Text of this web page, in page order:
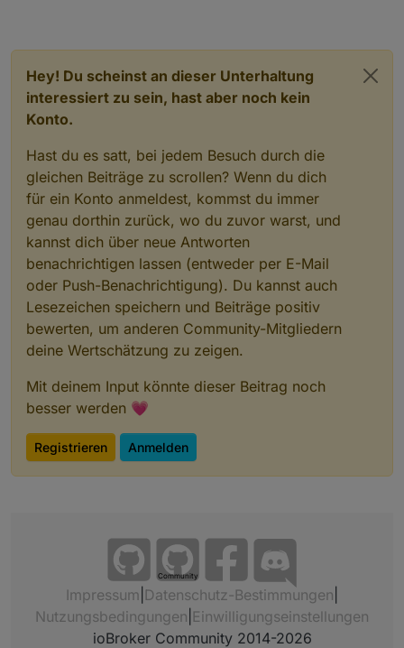
Hey! Du scheinst an dieser Unterhaltung
interessiert zu sein, hast aber noch kein
Konto.
Hast du es satt, bei jedem Besuch durch die
gleichen Beiträge zu scrollen? Wenn du dich
für ein Konto anmeldest, kommst du immer
genau dorthin zurück, wo du zuvor warst, und
kannst dich über neue Antworten
benachrichtigen lassen (entweder per E-Mail
oder Push-Benachrichtigung). Du kannst auch
Lesezeichen speichern und Beiträge positiv
bewerten, um anderen Community-Mitgliedern
deine Wertschätzung zu zeigen.
Mit deinem Input könnte dieser Beitrag noch
besser werden 💗
Registrieren Anmelden
Community
Impressum Datenschutz-Bestimmungen
Nutzungsbedingungen Einwilligungseinstellungen
ioBroker Community 2014-2026